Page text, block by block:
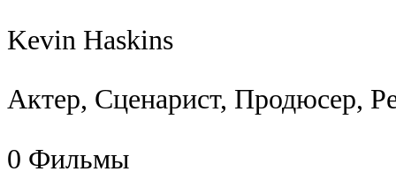
Kevin Haskins
Актер, Сценарист, Продюсер,
0 Фильмы